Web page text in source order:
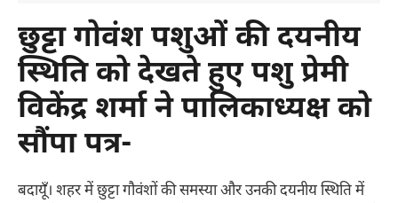
छुट्टा गोवंश पशुओं की दयनीय
स्थिति को देखते हुए पशु प्रेमी
विकेंद्र शर्मा ने पालिकाध्यक्ष को
सौंपा पत्र-
बदायूँ। शहर में छुट्टा गौवंशों की समस्या और उनकी दयनीय स्थिति में